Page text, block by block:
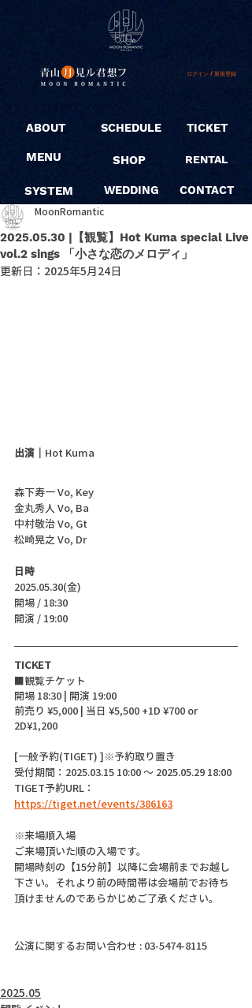
ログイン / 新規登録
ABOUT
MENU
SYSTEM
SCHEDULE
SHOP
WEDDING
TICKET
RENTAL
CONTACT
2025.05.30 |【観覧】Hot Kuma special Live
vol.2 sings 「小さな恋のメロディ」
MoonRomantic
更新日： 2025年5月24日
出演｜ Hot Kuma
森下寿一 Vo, Key
金丸秀人 Vo, Ba
中村敬治 Vo, Gt
松崎晃之 Vo, Dr
日時
2025.05.30(金)
開場 / 18:30
開演 / 19:00
TICKET
■観覧チケット
開場 18:30 | 開演 19:00
前売り ¥5,000 | 当日 ¥5,500 +1D ¥700 or
2D¥1,200
[一般予約(TIGET) ]※予約取り置き
受付期間：2025.03.15 10:00 〜 2025.05.29 18:00
TIGET予約URL：
https://tiget.net/events/386163
※来場順入場
ご来場頂いた順の入場です。
開場時刻の【15分前】以降に会場前までお越し
下さい。それより前の時間帯は会場前でお待ち
頂けませんのであらかじめご了承ください。
公演に関するお問い合わせ : 03-5474-8115
2025.05